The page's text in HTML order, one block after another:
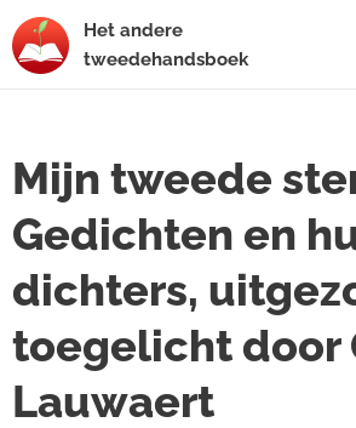
Het andere
tweedehandsboek
Mijn tweede
Gedichten en
dichters,
toegelicht door
Lauwaert